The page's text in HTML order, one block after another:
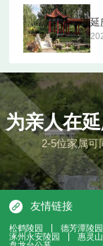
延
为亲人在
2-5位家属可
友情链接
松鹤陵园 德芳潭陵园
涿州永安陵园
惠灵